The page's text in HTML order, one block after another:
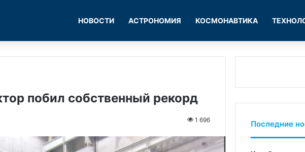
НОВОСТИ АСТРОНОМИЯ КОСМОНАВТИКА
побил собственный рекорд
1 696 Последние